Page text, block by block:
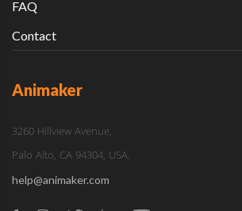
FAQ
Contact
Animaker
3260 Hillview Avenue,
Palo Alto, CA 94304, USA.
help@animaker.com